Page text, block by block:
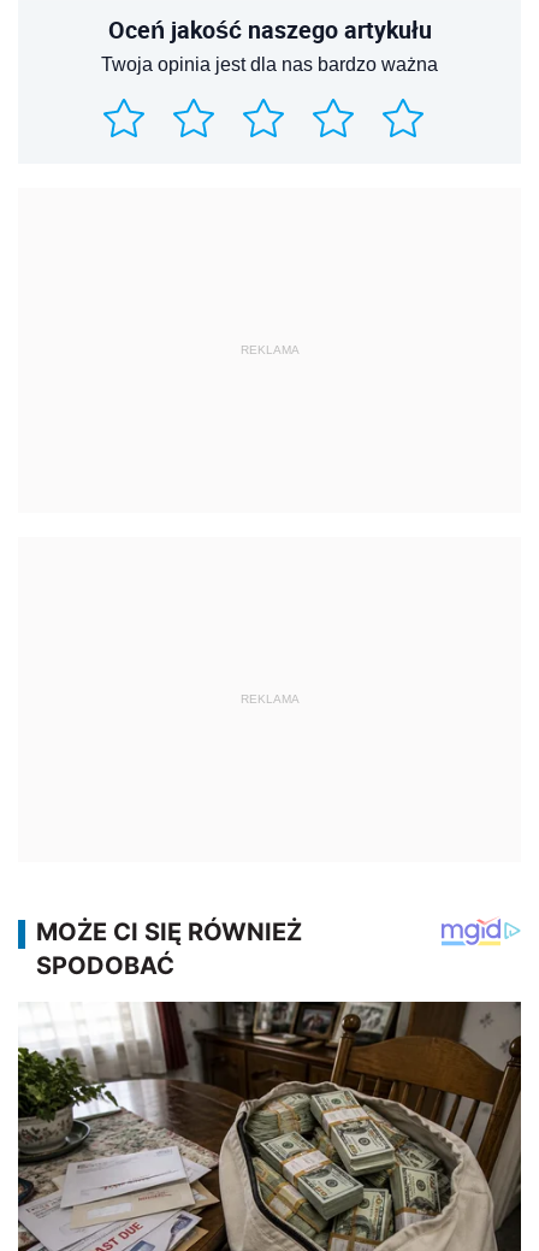
Oceń jakość naszego artykułu
Twoja opinia jest dla nas bardzo ważna
REKLAMA
REKLAMA